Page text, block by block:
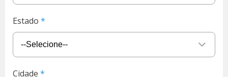
Estado
Cidade